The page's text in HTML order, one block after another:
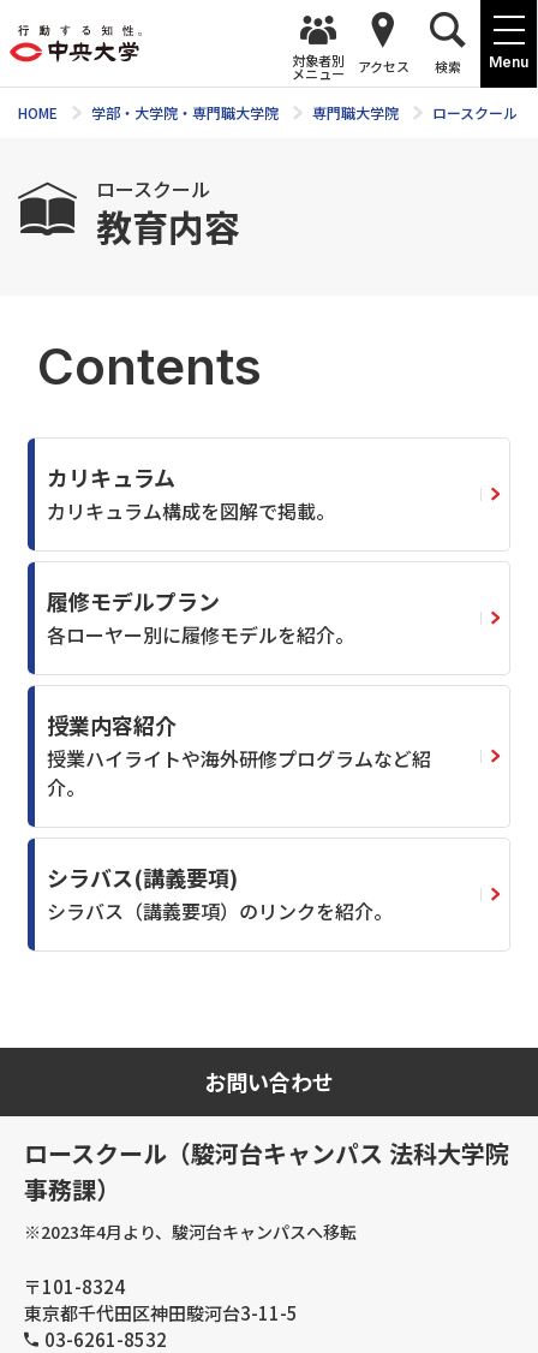
Menu
対象者別
メニュー アクセス 検索
HOME 学部・大学院・専門職大学院 専門職大学院 ロースクール
ロースクール
教育内容
Contents
カリキュラム
カリキュラム構成を図解で掲載。
履修モデルプラン
各ローヤー別に履修モデルを紹介。
授業内容紹介
授業ハイライトや海外研修プログラムなど紹
介。
シラバス(講義要項)
シラバス（講義要項）のリンクを紹介。
お問い合わせ
ロースクール（駿河台キャンパス 法科大学院
事務課）
※2023年4月より、駿河台キャンパスへ移転
〒101-8324
東京都千代田区神田駿河台3-11-5
03-6261-8532